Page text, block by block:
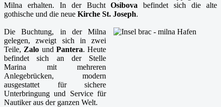
Milna erhalten. In der BuchtOsibovabefindet sich die alte
gothische und die neue Kirche St. Joseph.
Die Buchtung, in der Milna
gelegen, zweigt sich in zwei
Teile, Zalo und Pantera. Heute
befindet sich an der Stelle
Marina mit mehreren
Anlegebrücken, modern
ausgestattet für sichere
Unterbringung und Service für
Nautiker aus der ganzen Welt.